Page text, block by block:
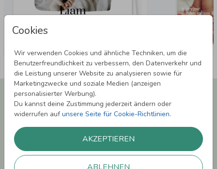
Cookies
Wir verwenden Cookies und ähnliche Techniken, um die
Benutzerfreundlichkeit zu verbessern, den Datenverkehr und
die Leistung unserer Website zu analysieren sowie für
Marketingzwecke und soziale Medien (anzeigen
personalisierter Werbung).
Du kannst deine Zustimmung jederzeit ändern oder
widerrufen aufunsere Seite für Cookie-Richtlinien.
AKZEPTIEREN
Newsletter abonnieren und 5,00 € Rabatt**
sichern!
Melde Dich zu unserem Newsletter an und bleibe auf dem
Laufenden.